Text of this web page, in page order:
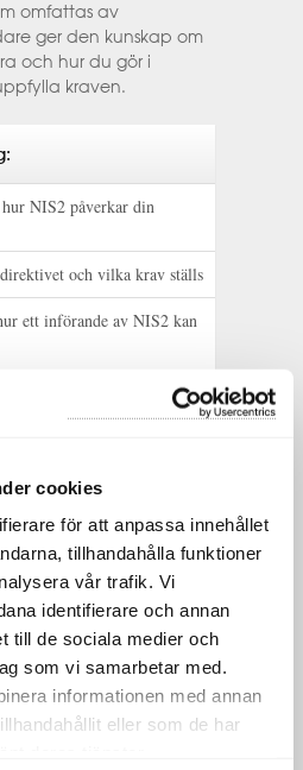
cookies
för att anpassa innehållet
tillhandahålla funktioner
vår trafik. Vi
identifierare och annan
till de sociala medier och
som vi samarbetar med.
informationen med annan
eller som de har
omfattas av
ger den kunskap om
och hur du gör i
kraven.
NIS2 påverkar din
och vilka krav ställs
ett införande av NIS2 kan
dig som arbetar med,
med, din
av NIS2.
(CISO)